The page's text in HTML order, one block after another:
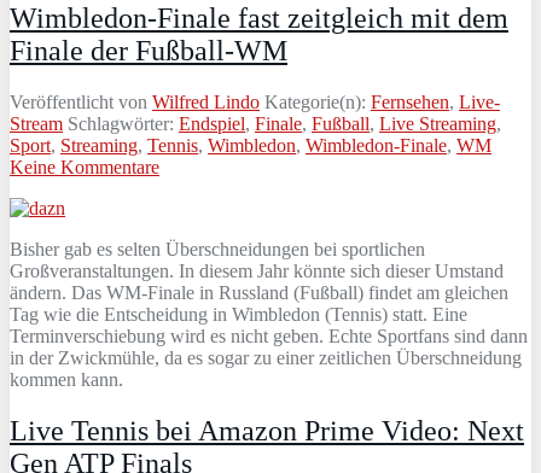
Wimbledon-Finale fast zeitgleich mit dem
Finale der Fußball-WM
Veröffentlicht von Wilfred Lindo Kategorie(n): Fernsehen, Live-
Stream Schlagwörter: Endspiel, Finale, Fußball, Live Streaming,
Sport, Streaming, Tennis, Wimbledon, Wimbledon-Finale, WM
Keine Kommentare
Bisher gab es selten Überschneidungen bei sportlichen
Großveranstaltungen. In diesem Jahr könnte sich dieser Umstand
ändern. Das WM-Finale in Russland (Fußball) findet am gleichen
Tag wie die Entscheidung in Wimbledon (Tennis) statt. Eine
Terminverschiebung wird es nicht geben. Echte Sportfans sind dann
in der Zwickmühle, da es sogar zu einer zeitlichen Überschneidung
kommen kann.
Live Tennis bei Amazon Prime Video: Next
Gen ATP Finals